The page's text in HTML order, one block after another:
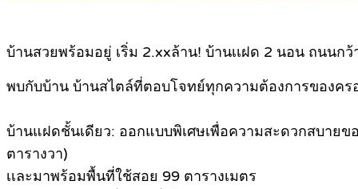
บ้านสวยพร้อมอยู่ เริ่ม 2.xxล้าน! บ้านเเฝด 2 นอน ถนนก
พบกับบ้าน บ้านสไตล์ที่ตอบโจทย์ทุกความต้องการของค
บ้านแฝดชั้นเดียว: ออกแบบพิเศษเพื่อความสะดวกสบาย
ตารางวา)
เเละมาพร้อมพื้นที่ใช้สอย 99 ตารางเมตร